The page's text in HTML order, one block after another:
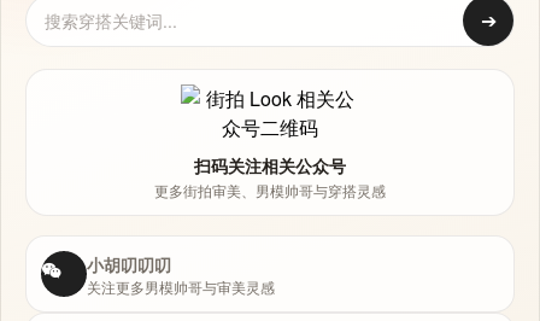
➔
扫码关注相关公众号
更多街拍审美、男模帅哥与穿搭灵感
小胡叨叨叨
关注更多男模帅哥与审美灵感